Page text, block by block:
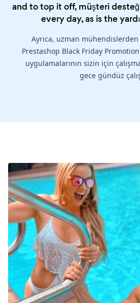
and to top it off, müşteri
every day, as is the
Ayrıca, uzman
Prestashop Black Friday
uygulamalarının sizin için
gece gündüz